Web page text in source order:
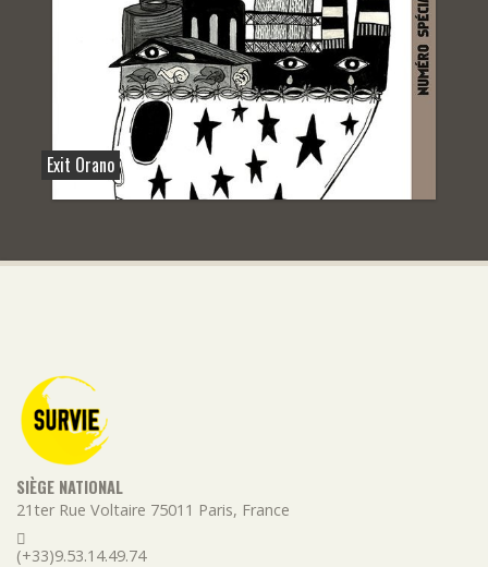
Exit Orano
SIÈGE NATIONAL
21ter Rue Voltaire 75011 Paris, France
(+33)9.53.14.49.74